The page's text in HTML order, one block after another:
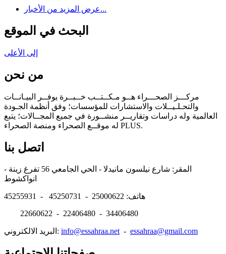
عرض المزيد من الأخبار...
البحث في الموقع
إلى الأعلى
من نحن
مركـــز الصحـــراء هــو مـكــتــب خــبــرة يوفــر البيـانــات
والتحـلـيــلات والاستشارات للمؤسسات؛ وفق أنظمة الجـودة
العالمية وله دراسات وتقاريــر منشــورة في جميع المجــالات؛ يتبع
له موقــع الصحراء ومنصة الصحراء PLUS.
اتصل بنا
المقر: شارع نيلسون مانيدلا - الحي الجامعي 56 تفرغ زينة -
هاتف: 25000622 - 45250731 - 45255931
22660622 - 22406480 - 34406480
البريد الالكتروني: info@essahraa.net- essahraa@gmail.com